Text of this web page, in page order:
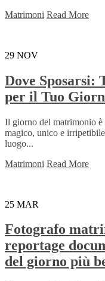
Matrimoni Read More
29 NOV
Dove Sposarsi:
per il Tuo
Il giorno del matrimonio è
magico, unico e
luogo...
Matrimoni Read More
25 MAR
Fotografo
reportage
del giorno più